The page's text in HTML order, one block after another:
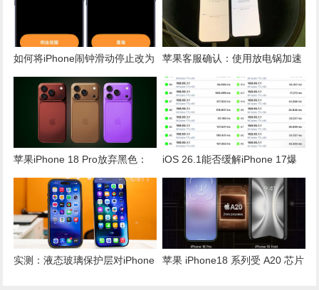
如何将iPhone闹钟滑动停止改为
传统按钮操作
苹果客服确认：使用放电锅加速
iPhone换机资料传输并不必要
苹果iPhone 18 Pro放弃黑色：
三款全新配色提前曝光详情
iOS 26.1能否缓解iPhone 17爆
Ping问题？实测揭示真相
实测：液态玻璃保护层对iPhone
苹果 iPhone18 系列受 A20 芯片